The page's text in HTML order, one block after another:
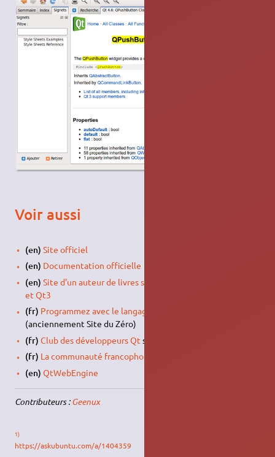
Voir aussi
(en) Site officiel
(en) Documentation officielle
(en) Site d'un auteur de livres sur la programmation en Qt4
et Qt3
(fr) Programmez avec le langage C++
(anciennement Site du Zéro)
(fr) Club des développeurs Qt sur Développez.com
(fr) La communauté francophone Qt fr
(en) QtWebEngine
Contributeurs :Geenux
1)
https://askubuntu.com/a/1404359